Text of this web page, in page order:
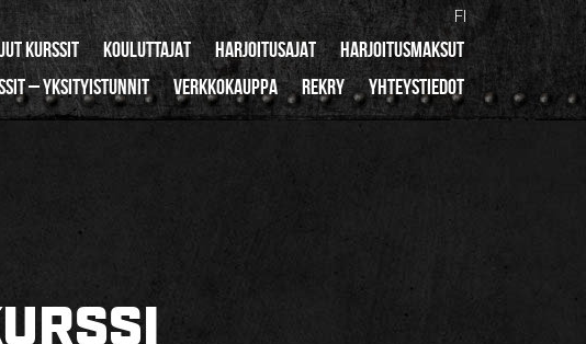
FI
KURSSIT KOULUTTAJAT HARJOITUSAJAT
HARJOITUSMAKSUT
– YKSITYISTUNNIT
VERKKOKAUPPA REKRY YHTEYSTIEDOT